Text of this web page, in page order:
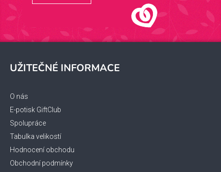
UŽITEČNÉ INFORMACE
O nás
E-potisk GiftClub
Spolupráce
Tabulka velikostí
Hodnocení obchodu
Obchodní podmínky